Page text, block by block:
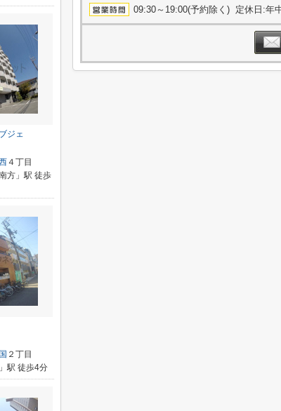
09:30～19:00(予約除く) 定休日:年
ジェ
４丁目
方」駅 徒歩
２丁目
駅 徒歩4分